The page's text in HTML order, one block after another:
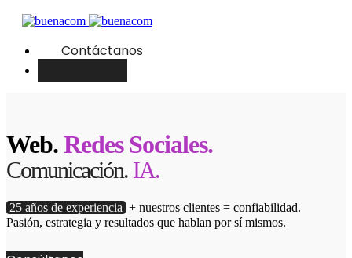
Contáctanos
Web.Redes Sociales.
Comunicación. IA.
25 años de experiencia + nuestros clientes = confiabilidad.
Pasión, estrategia y resultados que hablan por sí mismos.